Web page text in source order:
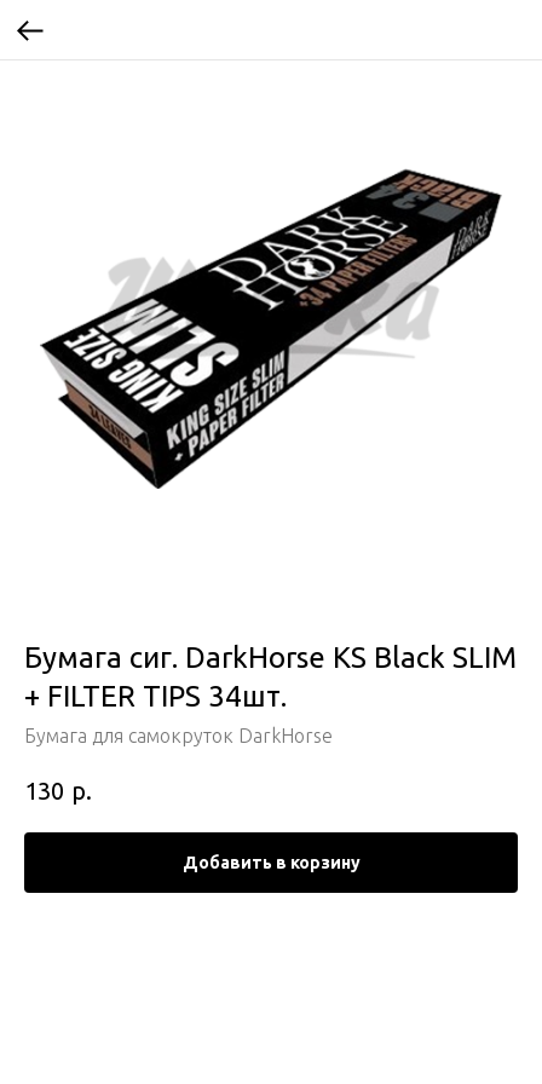
Бумага сиг. DarkHorse KS Black SLIM
+ FILTER TIPS 34шт.
Бумага для самокруток DarkHorse
130 р.
Добавить в корзину